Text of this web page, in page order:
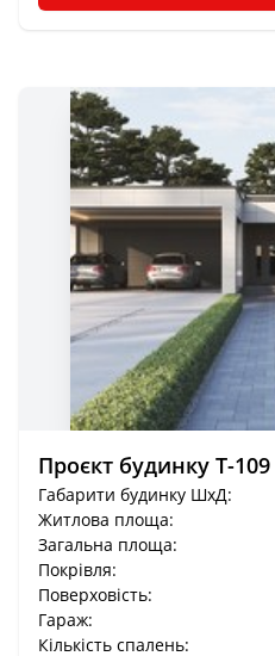
Проєкт будинку Т-109
Габарити будинку ШхД:
Житлова площа:
Загальна площа:
Покрівля:
Поверховість:
Гараж:
Кількість спалень: